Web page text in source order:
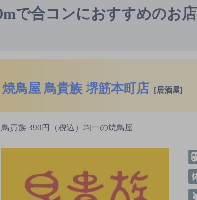
で合コンにおすすめのお店
焼鳥屋 鳥貴族 堺筋本町店 [居酒屋]
鳥貴族 390円（税込）均一の焼鳥屋